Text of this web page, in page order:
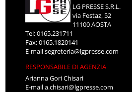
LG PRESSE S.R.L.
via Festaz, 52
11100 AOSTA
Tel: 0165.231711
Fax: 0165.1820141
E-mailsegreteria@lgpresse.com
RESPONSABILE DI AGENZIA
Arianna Gori Chisari
E-maila.chisari@lgpresse.com